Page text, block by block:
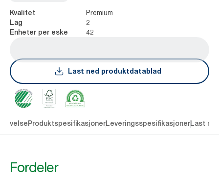
Kvalitet Premium
Lag 2
Enheter per eske 42
Last ned produktdatablad
ProduktspesifikasjonerLeveringsspesifikasjonerLast
Fordeler